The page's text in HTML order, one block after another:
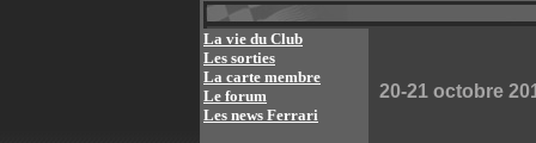
La vie du Club
Les sorties
La carte membre
Le forum
Les news Ferrari
20-21 octobre